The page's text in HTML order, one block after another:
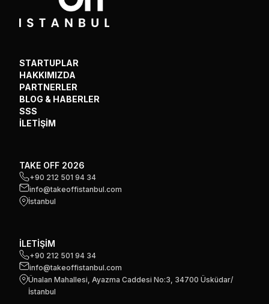
STARTUPLAR
HAKKIMIZDA
PARTNERLER
BLOG & HABERLER
SSS
İLETİŞİM
TAKE OFF 2026
+90 212 501 94 34
info@takeoffistanbul.com
İstanbul
İLETİŞİM
+90 212 501 94 34
info@takeoffistanbul.com
Ünalan Mahallesi, Ayazma Caddesi No:3, 34700 Üsküdar/
İstanbul